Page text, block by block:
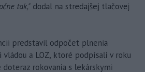
tak," dodal na stredajšej tlačovej
predstavil odpočet plnenia
vládou a LOZ, ktoré podpísali v roku
doteraz rokovania s lekárskymi